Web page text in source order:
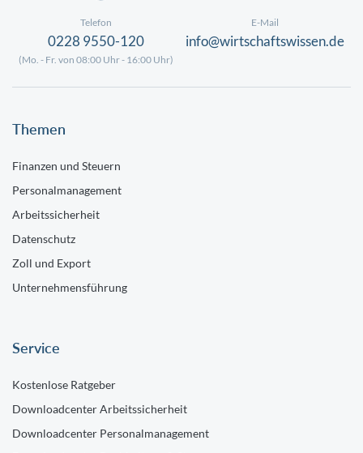
Telefon
0228 9550-120
(Mo. - Fr. von 08:00 Uhr - 16:00 Uhr)
E-Mail
info@wirtschaftswissen.de
Themen
Finanzen und Steuern
Personalmanagement
Arbeitssicherheit
Datenschutz
Zoll und Export
Unternehmensführung
Service
Kostenlose Ratgeber
Downloadcenter Arbeitssicherheit
Downloadcenter Personalmanagement